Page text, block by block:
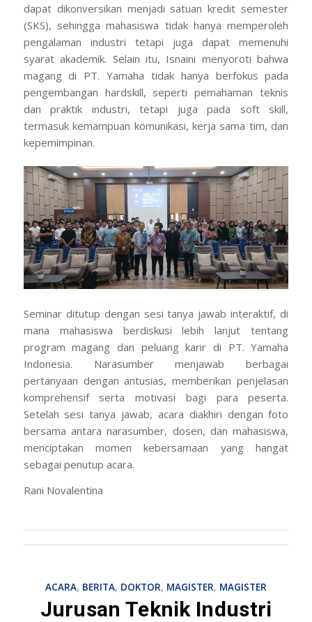
dapat dikonversikan menjadi satuan kredit semester
(SKS), sehingga mahasiswa tidak hanya memperoleh
pengalaman industri tetapi juga dapat memenuhi
syarat akademik. Selain itu, Isnaini menyoroti bahwa
magang di PT. Yamaha tidak hanya berfokus pada
pengembangan hardskill, seperti pemahaman teknis
dan praktik industri, tetapi juga pada soft skill,
termasuk kemampuan komunikasi, kerja sama tim, dan
kepemimpinan.
Seminar ditutup dengan sesi tanya jawab interaktif, di
mana mahasiswa berdiskusi lebih lanjut tentang
program magang dan peluang karir di PT. Yamaha
Indonesia. Narasumber menjawab berbagai
pertanyaan dengan antusias, memberikan penjelasan
komprehensif serta motivasi bagi para peserta.
Setelah sesi tanya jawab, acara diakhiri dengan foto
bersama antara narasumber, dosen, dan mahasiswa,
menciptakan momen kebersamaan yang hangat
sebagai penutup acara.
Rani Novalentina
ACARA, BERITA, DOKTOR, MAGISTER, MAGISTER
Jurusan Teknik Industri